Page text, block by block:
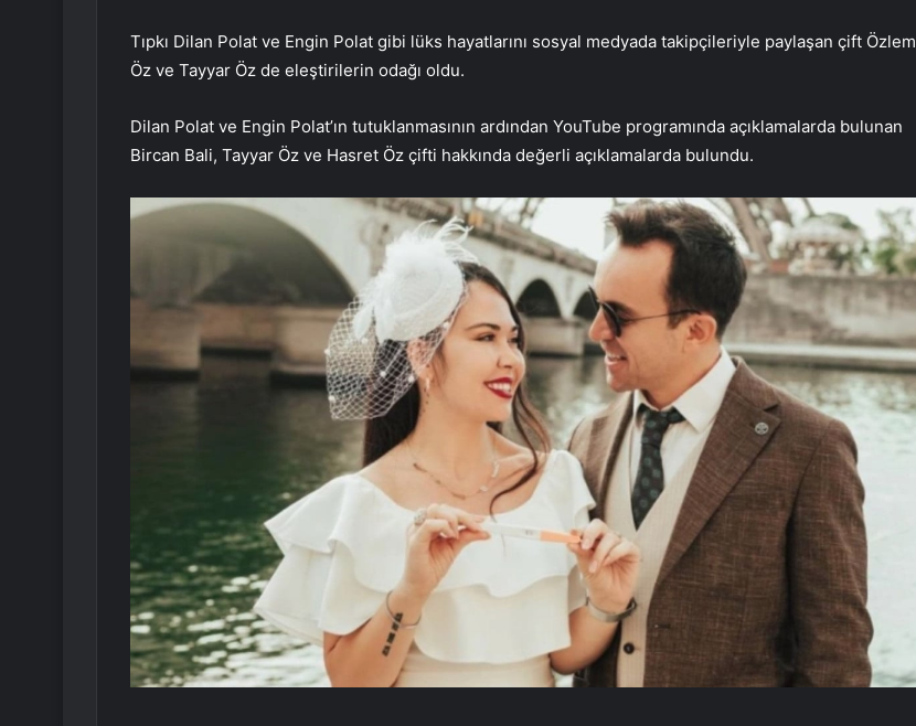
Tıpkı Dilan Polat ve Engin Polat gibi lüks hayatlarını sosyal medyada takipçileriyle paylaşan çift Özlem
Öz ve Tayyar Öz de eleştirilerin odağı oldu.
Dilan Polat ve Engin Polat’ın tutuklanmasının ardından YouTube programında açıklamalarda bulunan
Bircan Bali, Tayyar Öz ve Hasret Öz çifti hakkında değerli açıklamalarda bulundu.